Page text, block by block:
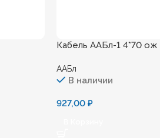
Кабель ААБл-1 4*70 ож
ААБл
В наличии
927,00 ₽